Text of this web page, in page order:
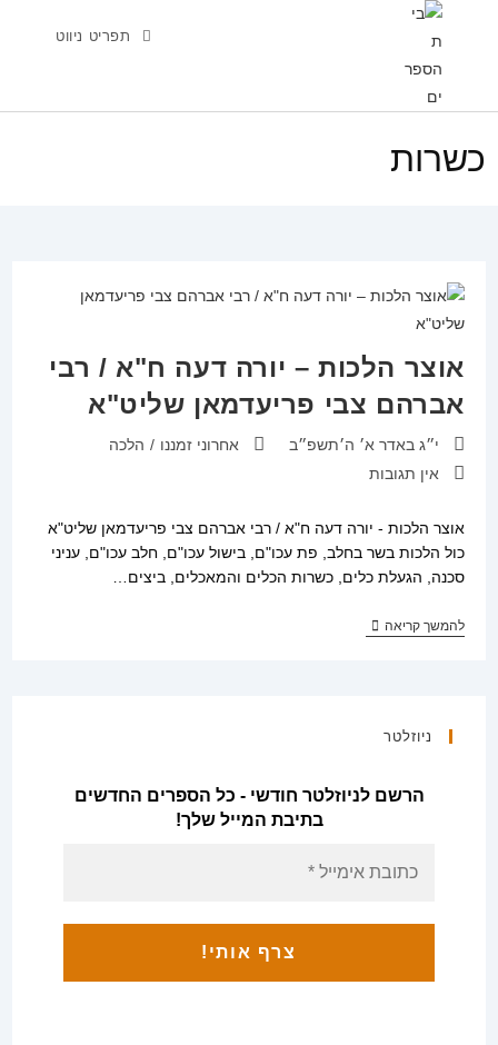
תפריט ניווט
כשרות
אוצר הלכות – יורה דעה ח"א / רבי
אברהם צבי פריעדמאן שליט"א
פורסם:י״ג באדר א׳ ה׳תשפ״ב קטגוריה:אחרוני זמננו / הלכה
תגובות:אין תגובות
אוצר הלכות - יורה דעה ח"א / רבי אברהם צבי פריעדמאן שליט"א
כול הלכות בשר בחלב, פת עכו"ם, בישול עכו"ם, חלב עכו"ם, עניני
סכנה, הגעלת כלים, כשרות הכלים והמאכלים, ביצים…
להמשך קריאהאוצר
/
פריעדמאן
ניוזלטר
הרשם לניוזלטר חודשי - כל הספרים החדשים
בתיבת המייל שלך!